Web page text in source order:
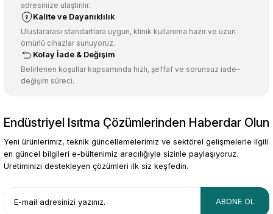
Ürün bilgilerinde hatalar bulunuyor.
Ürün fiyatı diğer sitelerden daha pahalı.
Bu ürüne benzer farklı alternatifler olmalı.
Gönder
adresinize ulaştırılır.
Kalite ve Dayanıklılık
Uluslararası standartlara uygun, klinik kullanıma hazır ve uzun
ömürlü cihazlar sunuyoruz.
Kolay İade & Değişim
Belirlenen koşullar kapsamında hızlı, şeffaf ve sorunsuz iade–
değişim süreci.
Endüstriyel Isıtma Çözümlerinden Haberdar Olun
Yeni ürünlerimiz, teknik güncellemelerimiz ve sektörel gelişmelerle ilgili
en güncel bilgileri e-bültenimiz aracılığıyla sizinle paylaşıyoruz.
Üretiminizi destekleyen çözümleri ilk siz keşfedin.
ABONE OL